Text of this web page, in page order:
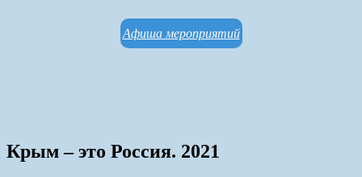
Афиша мероприятий
Крым – это Россия. 2021